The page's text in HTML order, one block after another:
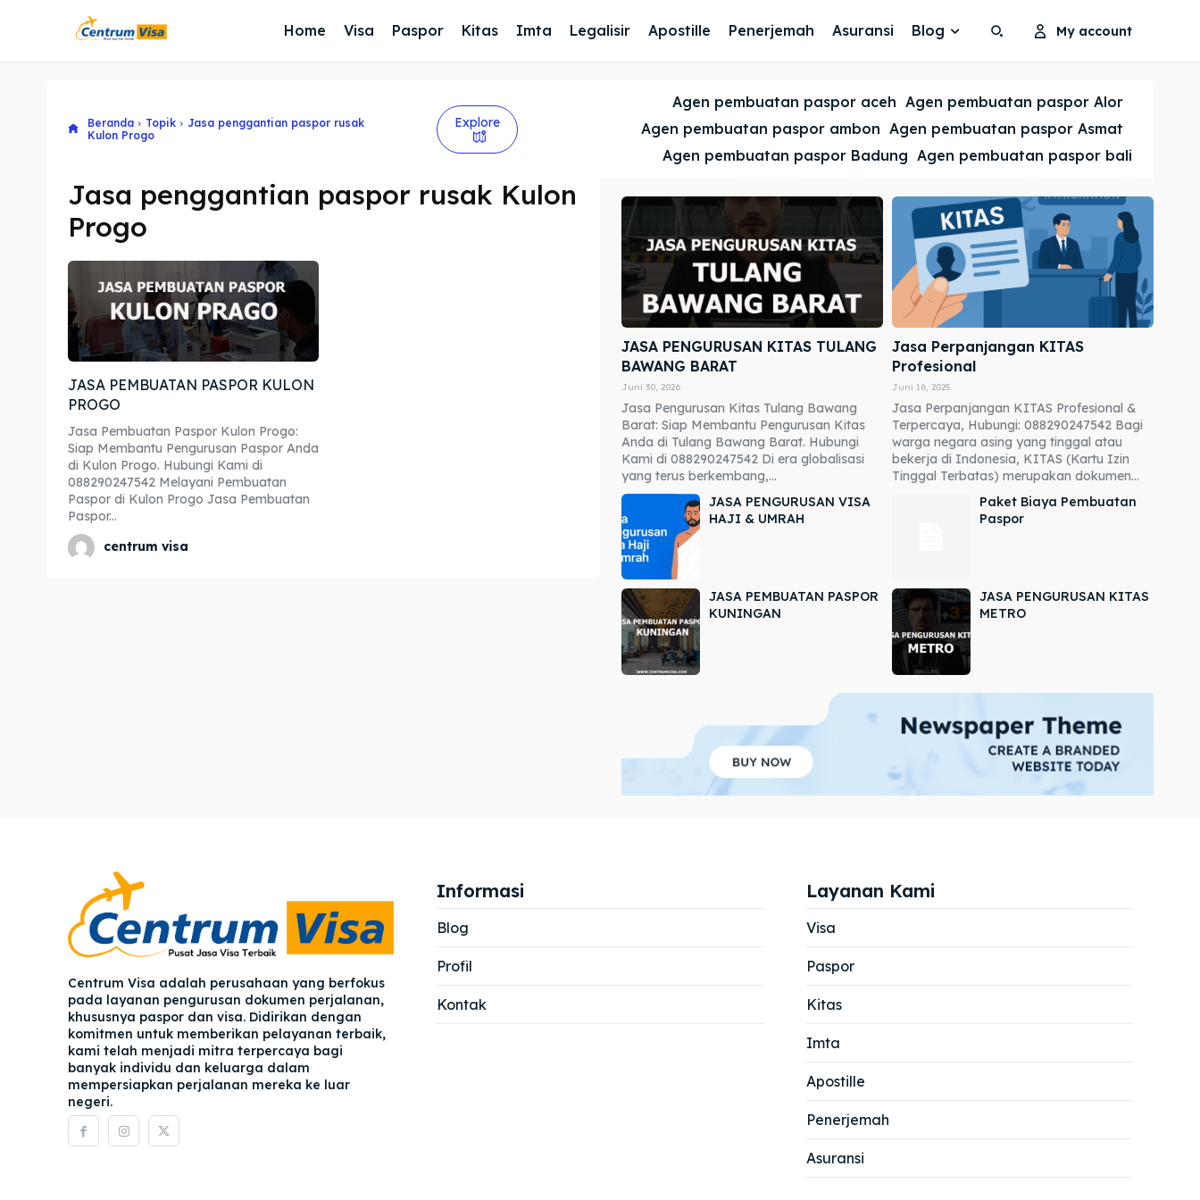
Explore our destinations
Blog
Cari
Explore our destinations
Blog
Cari
Home Visa Paspor Kitas Imta Legalisir Apostille Penerjemah Asuransi Blog My account
Beranda Topik
Jasa penggantian paspor rusak
Kulon Progo
Explore
Agen pembuatan paspor aceh Agen pembuatan paspor Alor
Agen pembuatan paspor ambon Agen pembuatan paspor Asmat
Agen pembuatan paspor Badung Agen pembuatan paspor bali
Jasa penggantian paspor rusak Kulon
Progo
JASA PEMBUATAN PASPOR KULON
PROGO
Jasa Pembuatan Paspor Kulon Progo:
Siap Membantu Pengurusan Paspor Anda
di Kulon Progo. Hubungi Kami di
088290247542 Melayani Pembuatan
Paspor di Kulon Progo Jasa Pembuatan
Paspor...
centrum visa
JASA PENGURUSAN KITAS TULANG
BAWANG BARAT
Juni 30, 2026
Jasa Pengurusan Kitas Tulang Bawang
Barat: Siap Membantu Pengurusan Kitas
Anda di Tulang Bawang Barat. Hubungi
Kami di 088290247542 Di era globalisasi
yang terus berkembang,...
Jasa Perpanjangan KITAS
Profesional
Juni 16, 2025
Jasa Perpanjangan KITAS Profesional &
Terpercaya, Hubungi: 088290247542 Bagi
warga negara asing yang tinggal atau
bekerja di Indonesia, KITAS (Kartu Izin
Tinggal Terbatas) merupakan dokumen...
JASA PENGURUSAN VISA
HAJI & UMRAH
Paket Biaya Pembuatan
Paspor
JASA PEMBUATAN PASPOR
KUNINGAN
JASA PENGURUSAN KITAS
METRO
Centrum Visa adalah perusahaan yang berfokus
pada layanan pengurusan dokumen perjalanan,
khususnya paspor dan visa. Didirikan dengan
komitmen untuk memberikan pelayanan terbaik,
kami telah menjadi mitra terpercaya bagi
banyak individu dan keluarga dalam
mempersiapkan perjalanan mereka ke luar
negeri.
Informasi
Blog
Profil
Kontak
Layanan Kami
Visa
Paspor
Kitas
Imta
Apostille
Penerjemah
Asuransi